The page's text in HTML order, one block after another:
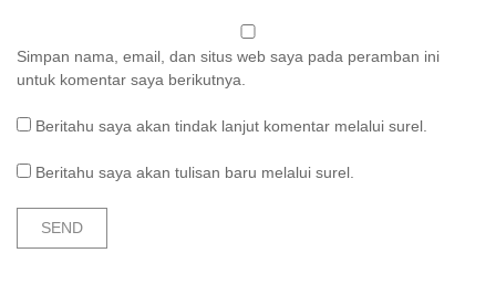
Simpan nama, email, dan situs web saya pada peramban ini
untuk komentar saya berikutnya.
Beritahu saya akan tindak lanjut komentar melalui surel.
Beritahu saya akan tulisan baru melalui surel.